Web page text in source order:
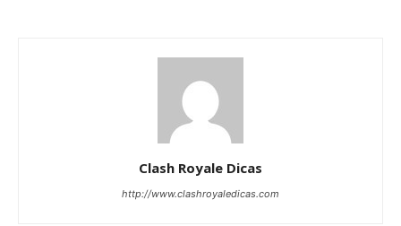
Clash Royale Dicas
http://www.clashroyaledicas.com